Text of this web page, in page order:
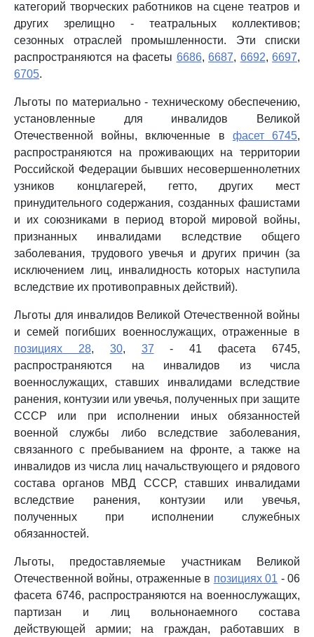
категорий творческих работников на сцене театров и
других зрелищно - театральных коллективов;
сезонных отраслей промышленности. Эти списки
распространяются на фасеты 6686, 6687, 6692, 6697,
6705.
Льготы по материально - техническому обеспечению,
установленные для инвалидов Великой
Отечественной войны, включенные в фасет 6745,
распространяются на проживающих на территории
Российской Федерации бывших несовершеннолетних
узников концлагерей, гетто, других мест
принудительного содержания, созданных фашистами
и их союзниками в период второй мировой войны,
признанных инвалидами вследствие общего
заболевания, трудового увечья и других причин (за
исключением лиц, инвалидность которых наступила
вследствие их противоправных действий).
Льготы для инвалидов Великой Отечественной войны
и семей погибших военнослужащих, отраженные в
позициях 28, 30, 37 - 41 фасета 6745,
распространяются на инвалидов из числа
военнослужащих, ставших инвалидами вследствие
ранения, контузии или увечья, полученных при защите
СССР или при исполнении иных обязанностей
военной службы либо вследствие заболевания,
связанного с пребыванием на фронте, а также на
инвалидов из числа лиц начальствующего и рядового
состава органов МВД СССР, ставших инвалидами
вследствие ранения, контузии или увечья,
полученных при исполнении служебных
обязанностей.
Льготы, предоставляемые участникам Великой
Отечественной войны, отраженные в позициях 01 - 06
фасета 6746, распространяются на военнослужащих,
партизан и лиц вольнонаемного состава
действующей армии; на граждан, работавших в